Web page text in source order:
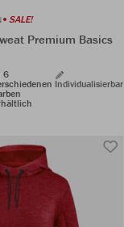
SALE!
Premium Basics
6
Individualisierbar